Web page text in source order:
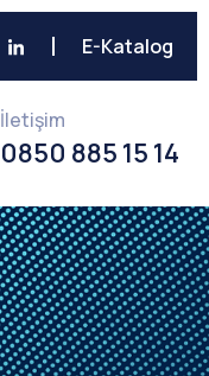
E-Katalog
İletişim
0850 885 15 14